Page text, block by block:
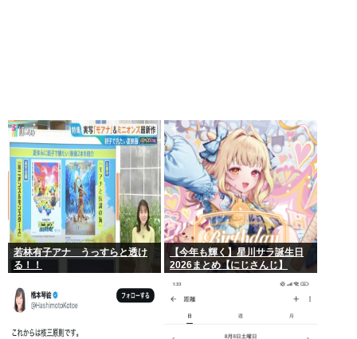
若林有子アナ うっすらと透け
る！！
【今年も輝く】星川サラ誕生日
2026まとめ【にじさんじ】